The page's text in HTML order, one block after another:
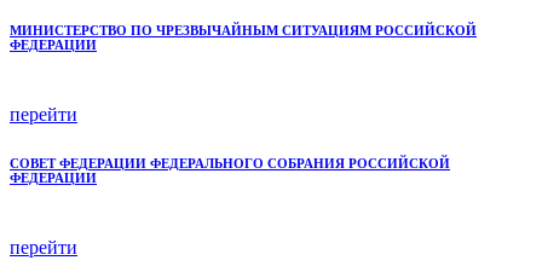
МИНИСТЕРСТВО ПО ЧРЕЗВЫЧАЙНЫМ СИТУАЦИЯМ РОССИЙСКОЙ
ФЕДЕРАЦИИ
перейти
СОВЕТ ФЕДЕРАЦИИ ФЕДЕРАЛЬНОГО СОБРАНИЯ РОССИЙСКОЙ
ФЕДЕРАЦИИ
перейти